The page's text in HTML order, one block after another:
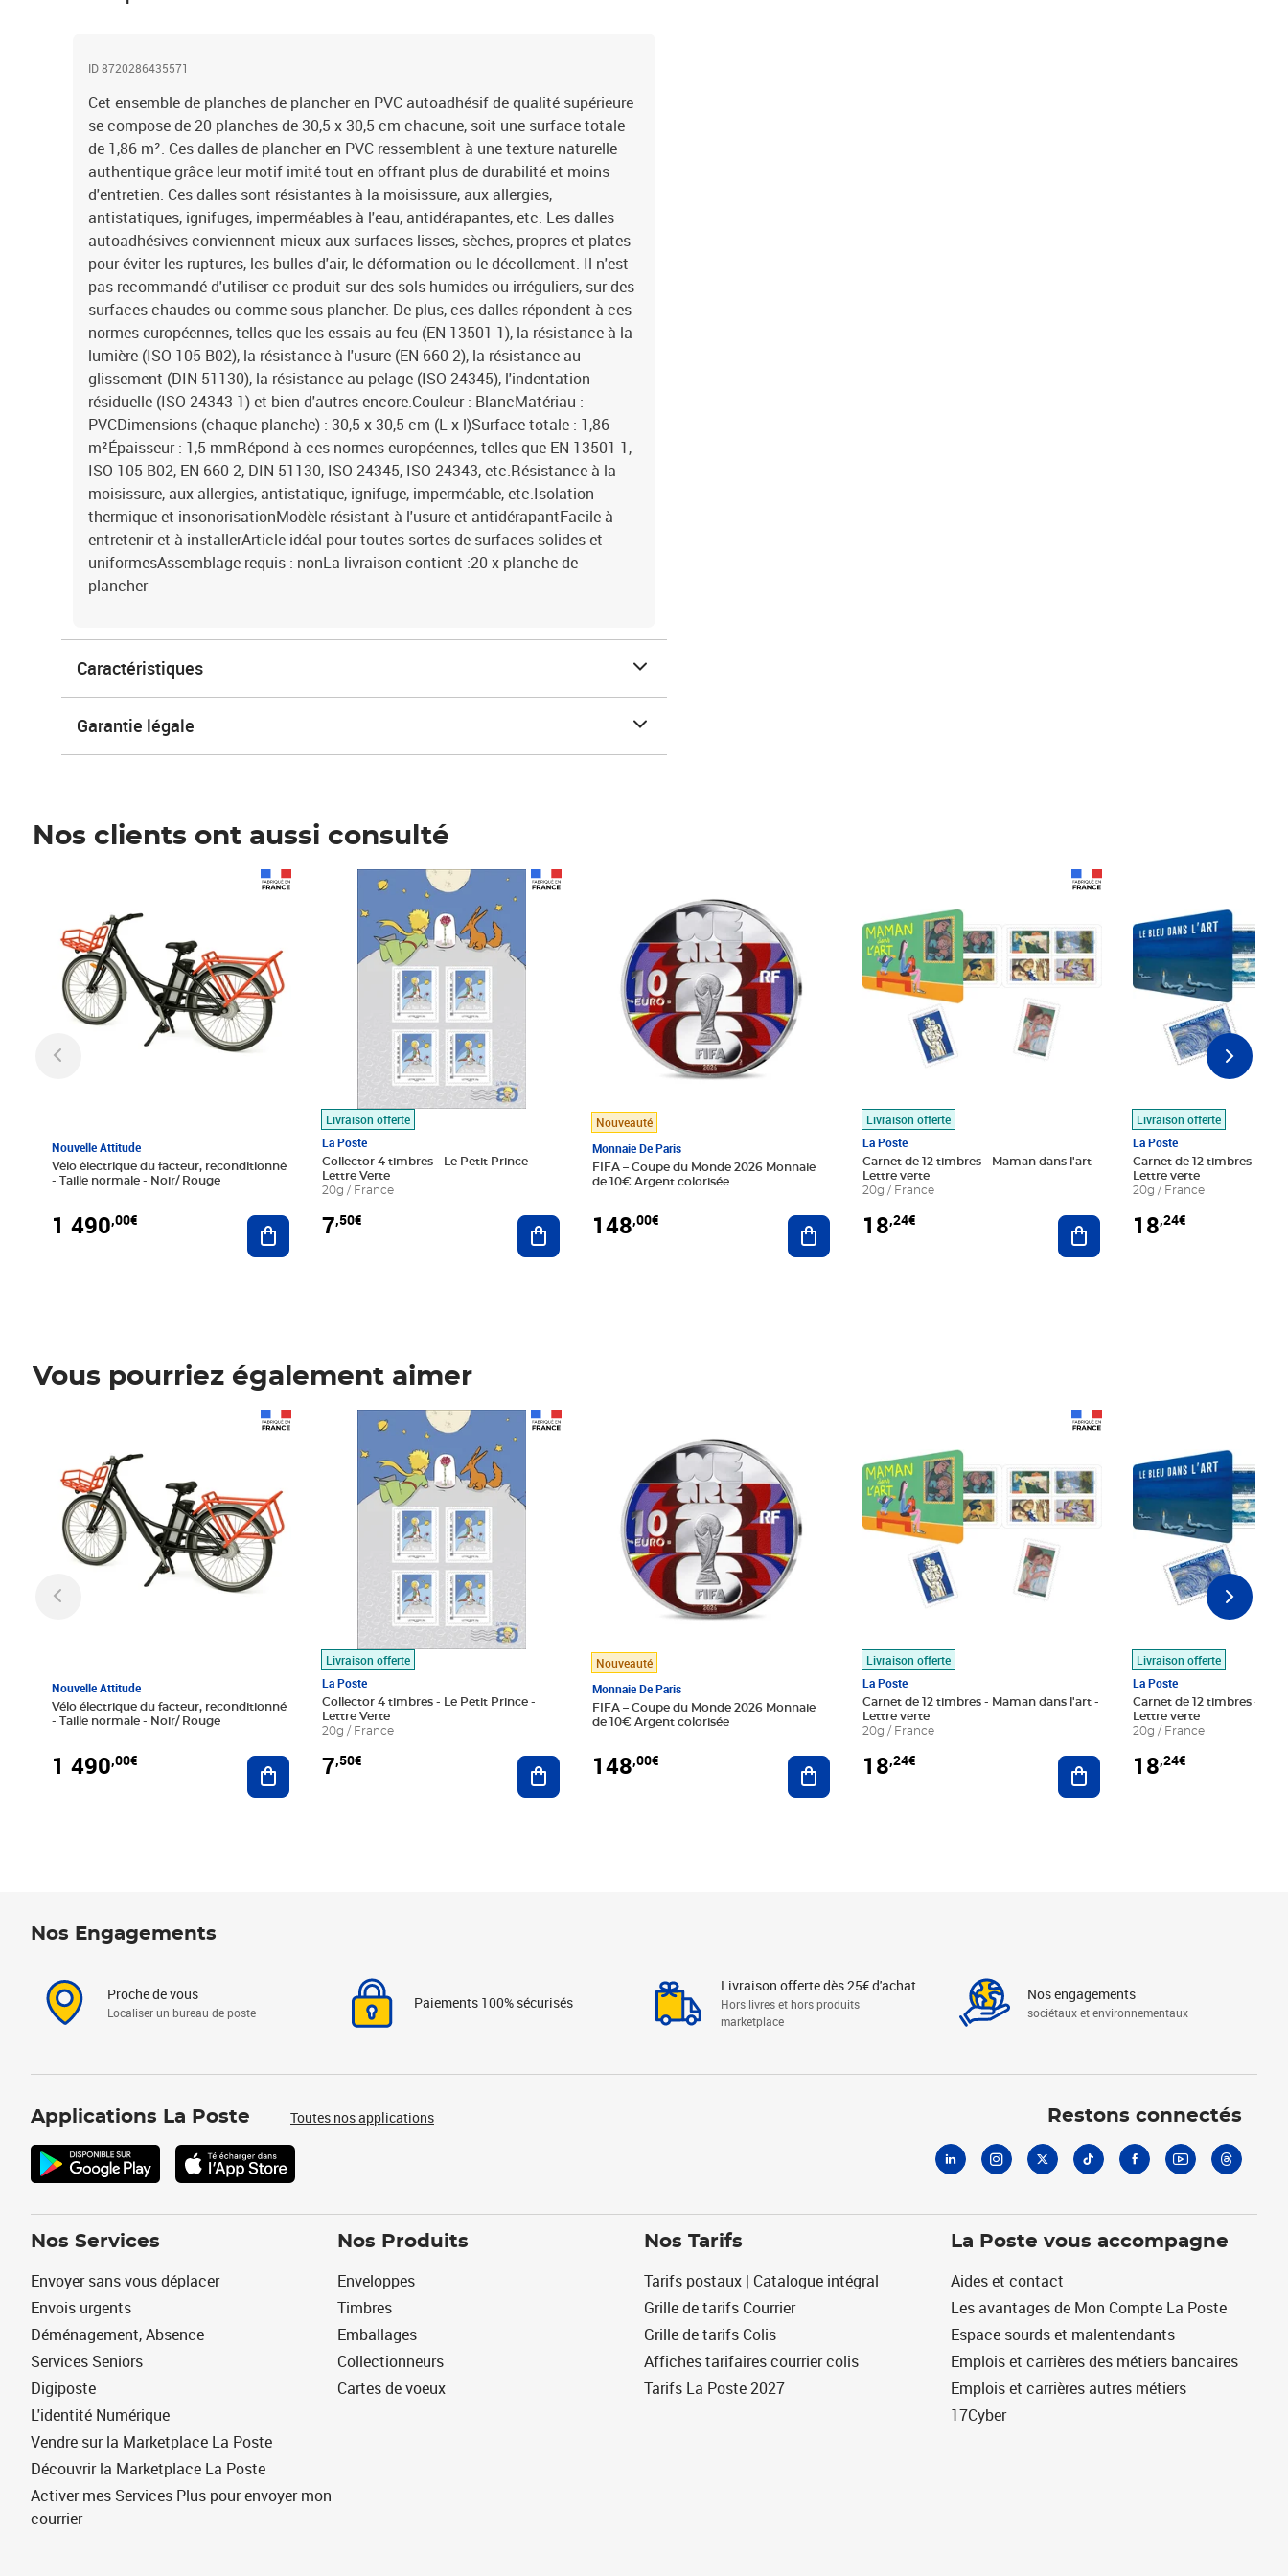
ID 8720286435571
Cet ensemble de planches de plancher en PVC autoadhésif de qualité supérieure
se compose de 20 planches de 30,5 x 30,5 cm chacune, soit une surface totale
de 1,86 m². Ces dalles de plancher en PVC ressemblent à une texture naturelle
authentique grâce leur motif imité tout en offrant plus de durabilité et moins
d'entretien. Ces dalles sont résistantes à la moisissure, aux allergies,
antistatiques, ignifuges, imperméables à l'eau, antidérapantes, etc. Les dalles
autoadhésives conviennent mieux aux surfaces lisses, sèches, propres et plates
pour éviter les ruptures, les bulles d'air, le déformation ou le décollement. Il n'est
pas recommandé d'utiliser ce produit sur des sols humides ou irréguliers, sur des
surfaces chaudes ou comme sous-plancher. De plus, ces dalles répondent à ces
normes européennes, telles que les essais au feu (EN 13501-1), la résistance à la
lumière (ISO 105-B02), la résistance à l'usure (EN 660-2), la résistance au
glissement (DIN 51130), la résistance au pelage (ISO 24345), l'indentation
résiduelle (ISO 24343-1) et bien d'autres encore.Couleur : BlancMatériau :
PVCDimensions (chaque planche) : 30,5 x 30,5 cm (L x l)Surface totale : 1,86
m²Épaisseur : 1,5 mmRépond à ces normes européennes, telles que EN 13501-1,
ISO 105-B02, EN 660-2, DIN 51130, ISO 24345, ISO 24343, etc.Résistance à la
moisissure, aux allergies, antistatique, ignifuge, imperméable, etc.Isolation
thermique et insonorisationModèle résistant à l'usure et antidérapantFacile à
entretenir et à installerArticle idéal pour toutes sortes de surfaces solides et
uniformesAssemblage requis : nonLa livraison contient :20 x planche de
plancher
Caractéristiques
Garantie légale
Nos clients ont aussi consulté
Nouvelle Attitude
Vélo électrique du facteur, reconditionné
- Taille normale - Noir/ Rouge
1 490,00€ Ajouter au panier
Livraison offerte
La Poste
Collector 4 timbres - Le Petit Prince -
Lettre Verte
20g / France
7,50€
Prix 7,50€
Ajouter au panier
Nouveauté
Monnaie De Paris
FIFA – Coupe du Monde 2026 Monnaie
de 10€ Argent colorisée
148,00€ Ajouter au panier
Livraison offerte
La Poste
Carnet de 12 timbres - Maman dans l'art -
Lettre verte
20g / France
18,24€ Ajouter au panier
Livraison offerte
La Poste
Carnet de 12 timbres - Le
Lettre verte
20g / France
18,24€
Vous pourriez également aimer
Nouvelle Attitude
Vélo électrique du facteur, reconditionné
- Taille normale - Noir/ Rouge
1 490,00€ Ajouter au panier
Livraison offerte
La Poste
Collector 4 timbres - Le Petit Prince -
Lettre Verte
20g / France
7,50€
Prix 7,50€
Ajouter au panier
Nouveauté
Monnaie De Paris
FIFA – Coupe du Monde 2026 Monnaie
de 10€ Argent colorisée
148,00€ Ajouter au panier
Livraison offerte
La Poste
Carnet de 12 timbres - Maman dans l'art -
Lettre verte
20g / France
18,24€ Ajouter au panier
Livraison offerte
La Poste
Carnet de 12 timbres - Le
Lettre verte
20g / France
18,24€
Nos Engagements
Proche de vous
Localiser un bureau de poste
Paiements 100% sécurisés
Livraison offerte dès 25€ d'achat
Hors livres et hors produits
marketplace
Nos engagements
sociétaux et environnementaux
Applications La Poste Toutes nos applications Restons connectés
Nos Services
Envoyer sans vous déplacer
Envois urgents
Déménagement, Absence
Services Seniors
Digiposte
L'identité Numérique
Vendre sur la Marketplace La Poste
Découvrir la Marketplace La Poste
Activer mes Services Plus pour envoyer mon
courrier
Nos Produits
Enveloppes
Timbres
Emballages
Collectionneurs
Cartes de voeux
Nos Tarifs
Tarifs postaux | Catalogue intégral
Grille de tarifs Courrier
Grille de tarifs Colis
Affiches tarifaires courrier colis
Tarifs La Poste 2027
La Poste vous accompagne
Aides et contact
Les avantages de Mon Compte La Poste
Espace sourds et malentendants
Emplois et carrières des métiers bancaires
Emplois et carrières autres métiers
17Cyber